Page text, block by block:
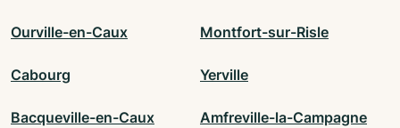
Ourville-en-Caux Montfort-sur-Risle
Cabourg Yerville
Bacqueville-en-Caux Amfreville-la-Campagne